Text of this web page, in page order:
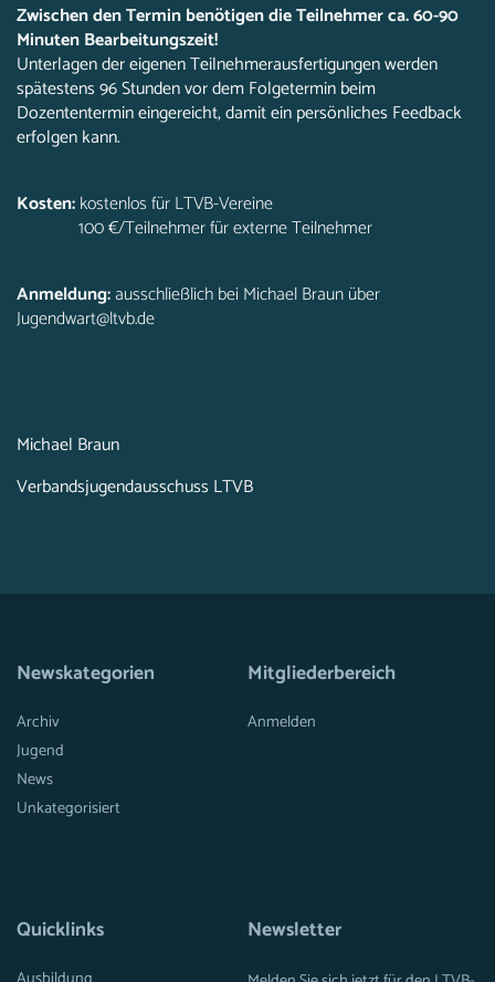
Zwischen den Termin benötigen die Teilnehmer ca. 60-90
Minuten Bearbeitungszeit!
Unterlagen der eigenen Teilnehmerausfertigungen werden
spätestens 96 Stunden vor dem Folgetermin beim
Dozententermin eingereicht, damit ein persönliches Feedback
erfolgen kann.
Kosten:kostenlos für LTVB-Vereine
100 €/Teilnehmer für externe Teilnehmer
Anmeldung:ausschließlich bei Michael Braun über
Jugendwart@ltvb.de
Michael Braun
Verbandsjugendausschuss LTVB
Newskategorien
Archiv
Jugend
News
Unkategorisiert
Mitgliederbereich
Anmelden
Quicklinks Newsletter